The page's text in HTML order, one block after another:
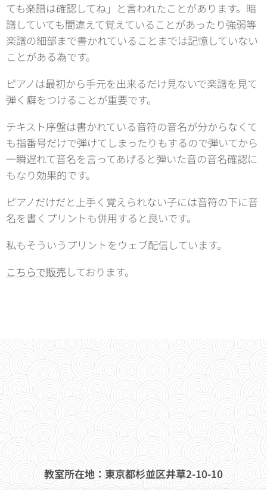
ても楽譜は確認してね」と言われたことがあります。暗
譜していても間違えて覚えていることがあったり強弱等
楽譜の細部まで書かれていることまでは記憶していない
ことがある為です。
ピアノは最初から手元を出来るだけ見ないで楽譜を見て
弾く癖をつけることが重要です。
テキスト序盤は書かれている音符の音名が分からなくて
も指番号だけで弾けてしまったりもするので弾いてから
一瞬遅れて音名を言ってあげると弾いた音の音名確認に
もなり効果的です。
ピアノだけだと上手く覚えられない子には音符の下に音
名を書くプリントも併用すると良いです。
私もそういうプリントをウェブ配信しています。
こちらで販売 しております。
教室所在地：東京都杉並区井草2-10-10